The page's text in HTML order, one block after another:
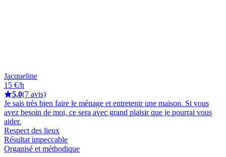
Jacqueline
15 €/h
5,0(7 avis)
Je sais très bien faire le ménage et entretenir une maison. Si vous
avez besoin de moi, ce sera avec grand plaisir que je pourrai vous
aider.
Respect des lieux
Résultat impeccable
Organisé et méthodique